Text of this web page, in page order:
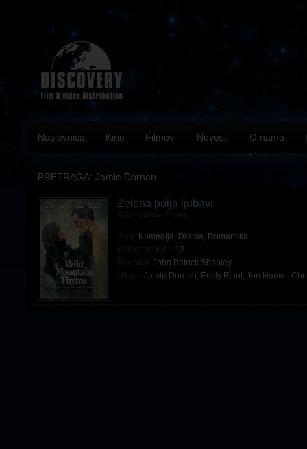
Naslovnica Kino Filmovi Novosti O nama
PRETRAGA: Jamie Dornan
Zelena polja ljubavi
Komedija, Drama, Romantika
12
John Patrick Shanley
Jamie Dornan, Emily Blunt, Jon Hamm,